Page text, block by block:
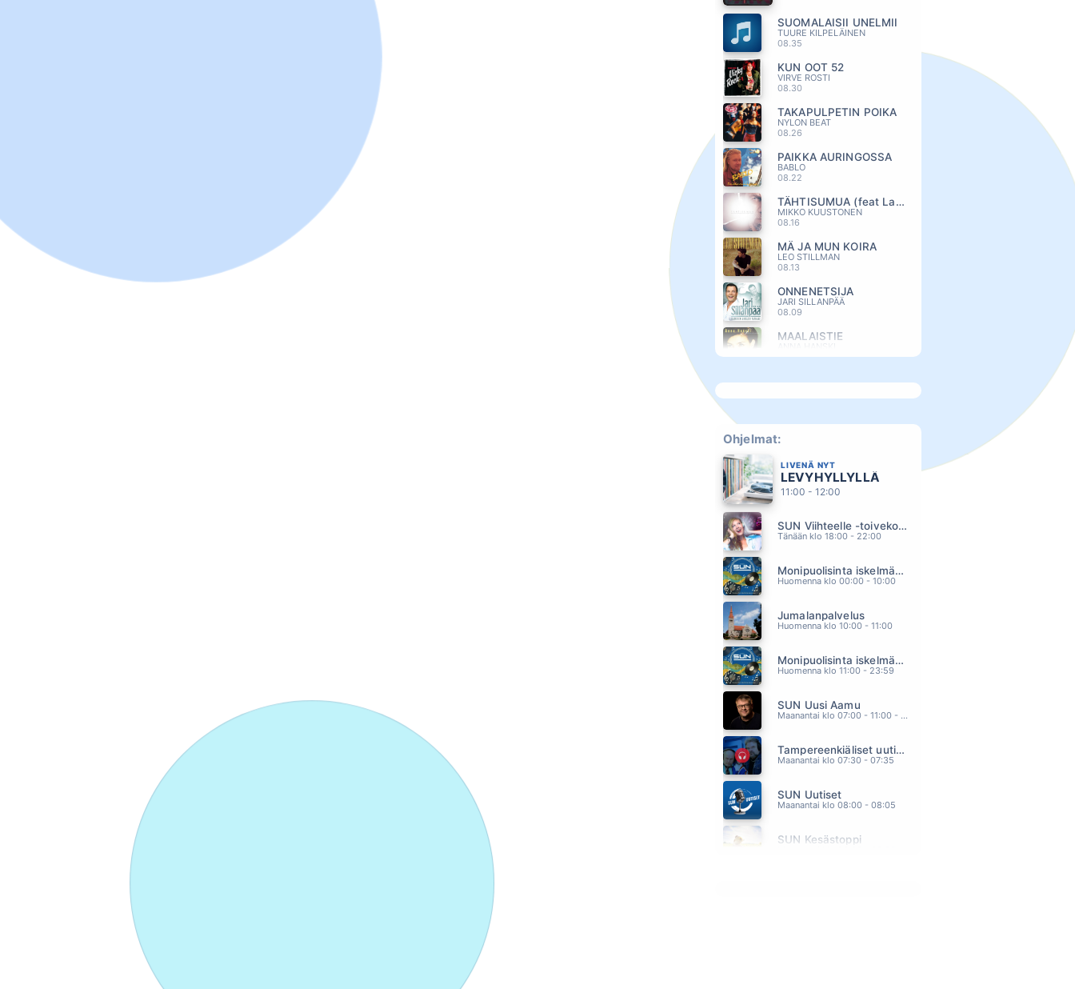
SUOMALAISII UNELMII
TUURE KILPELÄINEN
08.35
KUN OOT 52
VIRVE ROSTI
08.30
TAKAPULPETIN POIKA
NYLON BEAT
08.26
PAIKKA AURINGOSSA
BABLO
08.22
TÄHTISUMUA (feat Laura Närhi)
MIKKO KUUSTONEN
08.16
MÄ JA MUN KOIRA
LEO STILLMAN
08.13
ONNENETSIJA
JARI SILLANPÄÄ
08.09
MAALAISTIE
08.06
ELOKUU
08.01
RENTUN RUUSU
IRWIN
07.56
HÖLMÖ RAKKAUS
SCANDINAVIAN MUSIC GROUP
07.42
IRINA
07.35
ANNELI MATTILA
07.25
SAMMY BABITZIN
07.19
VESTERINEN YHTYEINEEN
07.12
HEIDI PAKARINEN
07.08
SAMULI EDELMANN
07.01
LEEVI AND THE LEAVINGS
06.57
PURONTAKA T.T.
Ohjelmat:
LIVENÄ NYT
LEVYHYLLYLLÄ
11:00 - 12:00
SUN Viihteelle -toivekonsertti
Tänään klo 18:00 - 22:00
Monipuolisinta iskelmää ja parasta poppia
Huomenna klo 00:00 - 10:00
Jumalanpalvelus
Huomenna klo 10:00 - 11:00
Monipuolisinta iskelmää ja parasta poppia
Huomenna klo 11:00 - 23:59
SUN Uusi Aamu
Maanantai klo 07:00 - 11:00 - Studiossa: Kimmo Hoivassilta
Tampereenkiäliset uutiset
Maanantai klo 07:30 - 07:35
SUN Uutiset
Maanantai klo 08:00 - 08:05
SUN Kesästoppi